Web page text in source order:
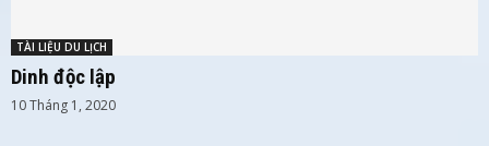
TÀI LIỆU DU LỊCH
Dinh độc lập
10 Tháng 1, 2020